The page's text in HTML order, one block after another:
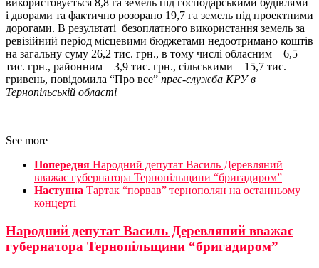
використовується 8,8 га земель під господарськими будівлями
і дворами та фактично розорано 19,7 га земель під проектними
дорогами. В результаті безоплатного використання земель за
ревізійний період місцевими бюджетами недоотримано коштів
на загальну суму 26,2 тис. грн., в тому числі обласним – 6,5
тис. грн., районним – 3,9 тис. грн., сільськими – 15,7 тис.
гривень, повідомила “Про все” прес-служба КРУ в
Тернопільській області
See more
Попередня Народний депутат Василь Деревляний
вважає губернатора Тернопільщини “бригадиром”
Наступна Тартак “порвав” тернополян на останньому
концерті
Народний депутат Василь Деревляний вважає
губернатора Тернопільщини “бригадиром”